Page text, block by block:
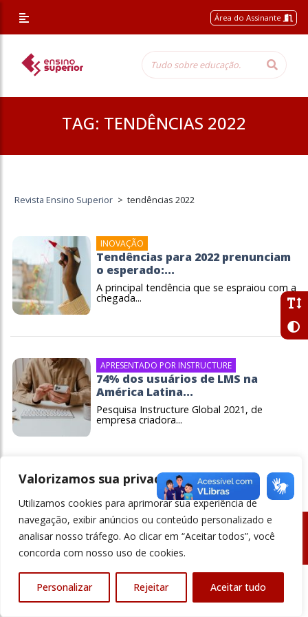
Valorizamos sua privacidade
Utilizamos cookies para aprimorar sua experiência de
navegação, exibir anúncios ou conteúdo personalizado e
analisar nosso tráfego. Ao clicar em “Aceitar todos”, você
concorda com nosso uso de cookies.
Personalizar Rejeitar Aceitar tudo
Área do Assinante
TAG: TENDÊNCIAS 2022
Revista Ensino Superior > tendências 2022
INOVAÇÃO
Tendências para 2022 prenunciam
o esperado:...
A principal tendência que se espraiou com a
chegada...
APRESENTADO POR INSTRUCTURE
74% dos usuários de LMS na
América Latina...
Pesquisa Instructure Global 2021, de
empresa criadora...
© Revista Ensino Superior - Todos os direitos reservados